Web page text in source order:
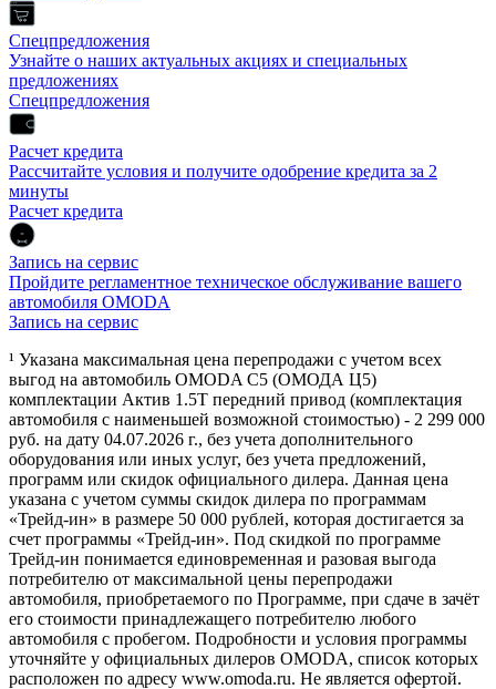
Спецпредложения
Узнайте о наших актуальных акциях и специальных
предложениях
Спецпредложения
Расчет кредита
Рассчитайте условия и получите одобрение кредита за 2
минуты
Расчет кредита
Запись на сервис
Пройдите регламентное техническое обслуживание вашего
автомобиля OMODA
Запись на сервис
¹ Указана максимальная цена перепродажи с учетом всех
выгод на автомобиль OMODA C5 (ОМОДА Ц5)
комплектации Актив 1.5Т передний привод (комплектация
автомобиля с наименьшей возможной стоимостью) - 2 299 000
руб. на дату 04.07.2026 г., без учета дополнительного
оборудования или иных услуг, без учета предложений,
программ или скидок официального дилера. Данная цена
указана с учетом суммы скидок дилера по программам
«Трейд-ин» в размере 50 000 рублей, которая достигается за
счет программы «Трейд-ин». Под скидкой по программе
Трейд-ин понимается единовременная и разовая выгода
потребителю от максимальной цены перепродажи
автомобиля, приобретаемого по Программе, при сдаче в зачёт
его стоимости принадлежащего потребителю любого
автомобиля с пробегом. Подробности и условия программы
уточняйте у официальных дилеров OMODA, список которых
расположен по адресу www.omoda.ru. Не является офертой.